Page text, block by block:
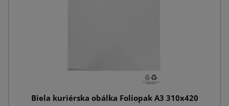
Biela kuriérska obálka Foliopak A3 310x420